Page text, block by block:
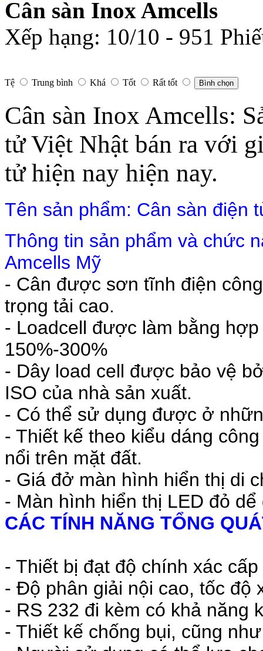
Cân sàn Inox Amcells
Xếp hạng: 10/10 - 951
Tệ Trung bình Khá Tốt Rất tốt Bình chọn
Cân sàn Inox Amcells:
tử Việt Nhật bán ra với
tử hiện nay hiện nay.
Tên sản phẩm: Cân sàn điện
Thông tin sản phẩm và chức
Amcells Mỹ
- Cân được sơn tĩnh điện
trọng tải cao.
- Loadcell được làm bằng
150%-300%
- Dây load cell được bảo vệ
ISO của nhà sản xuất.
- Có thể sử dụng được ở
- Thiết kế theo kiểu dáng
nổi trên mặt đất.
- Giá đở màn hình hiển thị di
- Màn hình hiển thị LED đỏ
CÁC TÍNH NĂNG TỔNG
- Thiết bị đạt độ chính xác
- Độ phân giải nội cao, tốc độ
- RS 232 đi kèm có khả năng
- Thiết kế chống bụi, cũng